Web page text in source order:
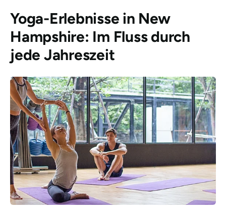
Yoga-Erlebnisse in New
Hampshire: Im Fluss durch
jede Jahreszeit